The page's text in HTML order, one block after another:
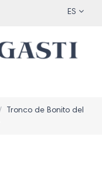
ES
Tronco de Bonito del